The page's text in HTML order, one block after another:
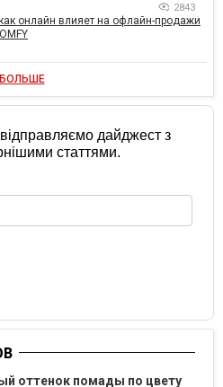
2843
онлайн влияет на офлайн-продажи
БОЛЬШЕ
дайджест з
статтями.
оттенок помады по цвету